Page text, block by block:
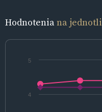
Hodnoteniana
4
5